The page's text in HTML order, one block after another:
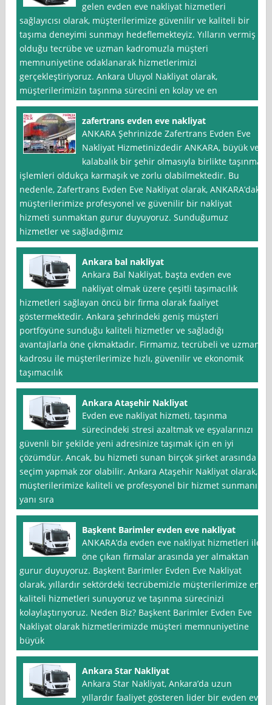
gelen evden eve nakliyat hizmetleri
sağlayıcısı olarak, müşterilerimize güvenilir ve kaliteli bir
taşıma deneyimi sunmayı hedeflemekteyiz. Yılların vermiş
olduğu tecrübe ve uzman kadromuzla müşteri
memnuniyetine odaklanarak hizmetlerimizi
gerçekleştiriyoruz. Ankara Uluyol Nakliyat olarak,
müşterilerimizin taşınma sürecini en kolay ve en
zafertrans evden eve nakliyat
ANKARA Şehrinizde Zafertrans Evden Eve
Nakliyat Hizmetinizdedir ANKARA, büyük ve
kalabalık bir şehir olmasıyla birlikte taşınma
işlemleri oldukça karmaşık ve zorlu olabilmektedir. Bu
nedenle, Zafertrans Evden Eve Nakliyat olarak, ANKARA’daki
müşterilerimize profesyonel ve güvenilir bir nakliyat
hizmeti sunmaktan gurur duyuyoruz. Sunduğumuz
hizmetler ve sağladığımız
Ankara bal nakliyat
Ankara Bal Nakliyat, başta evden eve
nakliyat olmak üzere çeşitli taşımacılık
hizmetleri sağlayan öncü bir firma olarak faaliyet
göstermektedir. Ankara şehrindeki geniş müşteri
portföyüne sunduğu kaliteli hizmetler ve sağladığı
avantajlarla öne çıkmaktadır. Firmamız, tecrübeli ve uzman
kadrosu ile müşterilerimize hızlı, güvenilir ve ekonomik
taşımacılık
Ankara Ataşehir Nakliyat
Evden eve nakliyat hizmeti, taşınma
sürecindeki stresi azaltmak ve eşyalarınızı
güvenli bir şekilde yeni adresinize taşımak için en iyi
çözümdür. Ancak, bu hizmeti sunan birçok şirket arasında
seçim yapmak zor olabilir. Ankara Ataşehir Nakliyat olarak,
müşterilerimize kaliteli ve profesyonel bir hizmet sunmanın
yanı sıra
Başkent Barimler evden eve nakliyat
ANKARA’da evden eve nakliyat hizmetleri ile
öne çıkan firmalar arasında yer almaktan
gurur duyuyoruz. Başkent Barimler Evden Eve Nakliyat
olarak, yıllardır sektördeki tecrübemizle müşterilerimize en
kaliteli hizmetleri sunuyoruz ve taşınma sürecinizi
kolaylaştırıyoruz. Neden Biz? Başkent Barimler Evden Eve
Nakliyat olarak hizmetlerimizde müşteri memnuniyetine
büyük
Ankara Star Nakliyat
Ankara Star Nakliyat, Ankara’da uzun
yıllardır faaliyet gösteren lider bir evden eve